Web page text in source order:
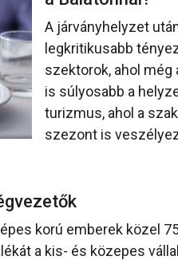
A járványhelyzet
legkritikusabb
szektorok, ahol
is súlyosabb a
turizmus, ahol a
szezont is
korú emberek közel
a kis- és közepes